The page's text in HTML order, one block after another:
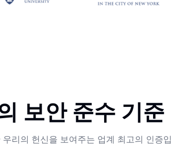
보안 준수 기준
리의 헌신을 보여주는 업계 최고의 인증